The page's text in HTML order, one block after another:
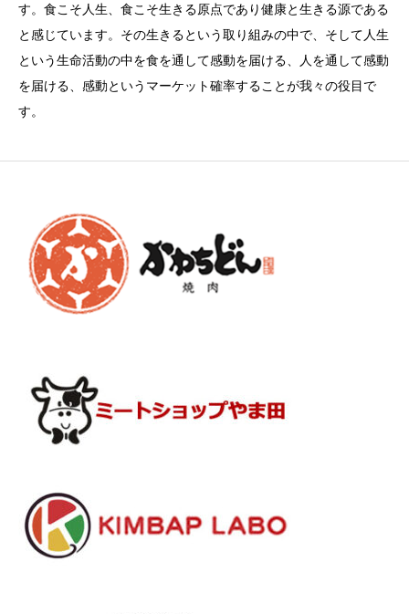
す。食こそ人生、食こそ生きる原点であり健康と生きる源である
と感じています。その生きるという取り組みの中で、そして人生
という生命活動の中を食を通して感動を届ける、人を通して感動
を届ける、感動というマーケット確率することが我々の役目で
す。